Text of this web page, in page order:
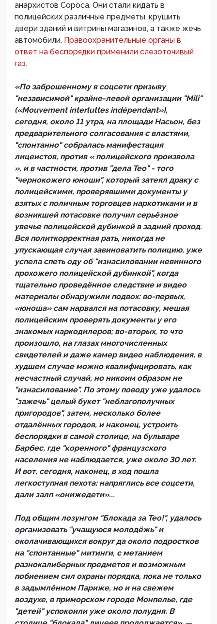
анархистов Сороса. Они стали кидать в
полицейских различные предметы, крушить
двери зданий и витрины магазинов, а также жечь
автомобили. Правоохранительные органы в
ответ на беспорядки применили слезоточивый
газ.
«По заброшенному в соцсети призыву
"независимой" крайне-левой организации "Mili"
(«Mouvement interluttes indépendant»),
сегодня, около 11 утра, на площади Насьон, без
предварительного солгасования с властями,
"спонтанно" собралась манифестация
лицеистов, против « полицейского произвола
», и в частности, против "дела Тео" - того
"чернокожего юноши", который затеял драку с
полицейскими, проверявшими документы у
взятых с поличным торговцев наркотиками и в
возникшей потасовке получил серьёзное
увечье полицейской дубинкой в задний проход.
Bся политкорректная рать, никогда не
упускающая случая завиноватить полицию, уже
успела спеть оду об "изнасиловании невинного
прохожего полицейской дубинкой", когда
тщательно проведённое следствие и видео
материалы обнаружили подвох: во-первых,
«юноша» сам нарвался на потасовку, мешая
полицейским проверять документы у его
знакомых наркодилеров; во-вторых, то что
произошло, на глазах многочисленных
свидетелей и даже камер видео наблюдения, в
худшем случае можно квалифицировать, как
несчастный случай, но никоим образом не
"изнасилование". По этому поводу уже удалось
"зажечь" целый букет "неблагополучных
пригородов", затем, несколько более
отдалённых городов, и наконец, устроить
беспорядки в самой столице, на бульваре
Барбес, где "коренного" французского
населения не наблюдается, уже около 30 лет.
И вот, сегодня, наконец, в ход пошла
легкоступная пехота: напряглись все соцсети,
дали залп «онижедети»...
Под общим лозунгом "Блокада за Тео!", удалось
организовать "учащуюся молодёжь" и
околачивающихся вокруг да около подростков
на "спонтанные" митинги, с метанием
разнокалиберных предметов и возможным
побиением сил охраны порядка, пока не только
в задымлённом Париже, но и на свежем
воздухе, в приморском городе Монпелье, где
"детей" успокоили уже около полудня. В